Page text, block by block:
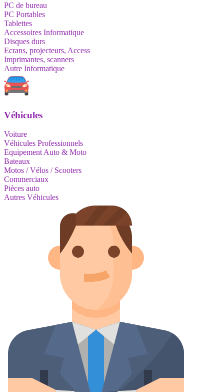
PC de bureau
PC Portables
Tablettes
Accessoires Informatique
Disques durs
Ecrans, projecteurs, Access
Imprimantes, scanners
Autre Informatique
Véhicules
Voiture
Véhicules Professionnels
Equipement Auto & Moto
Bateaux
Motos / Vélos / Scooters
Commerciaux
Pièces auto
Autres Véhicules